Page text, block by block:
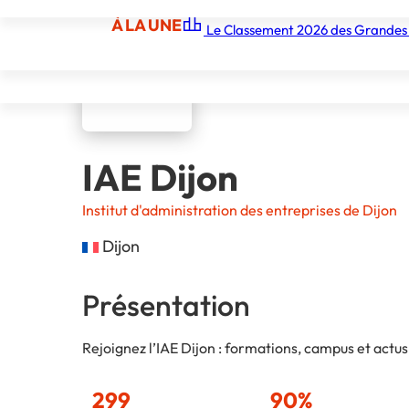
À LA UNE Le Classement 2026 des
IAE Dijon
Institut d'administration des entreprises de Dijon
Dijon
Présentation
Rejoignez l’IAE Dijon : formations, campus et actus
299 90%